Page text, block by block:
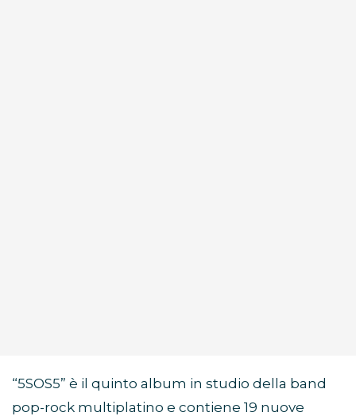
“5SOS5” è il quinto album in studio della band
pop-rock multiplatino e contiene 19 nuove